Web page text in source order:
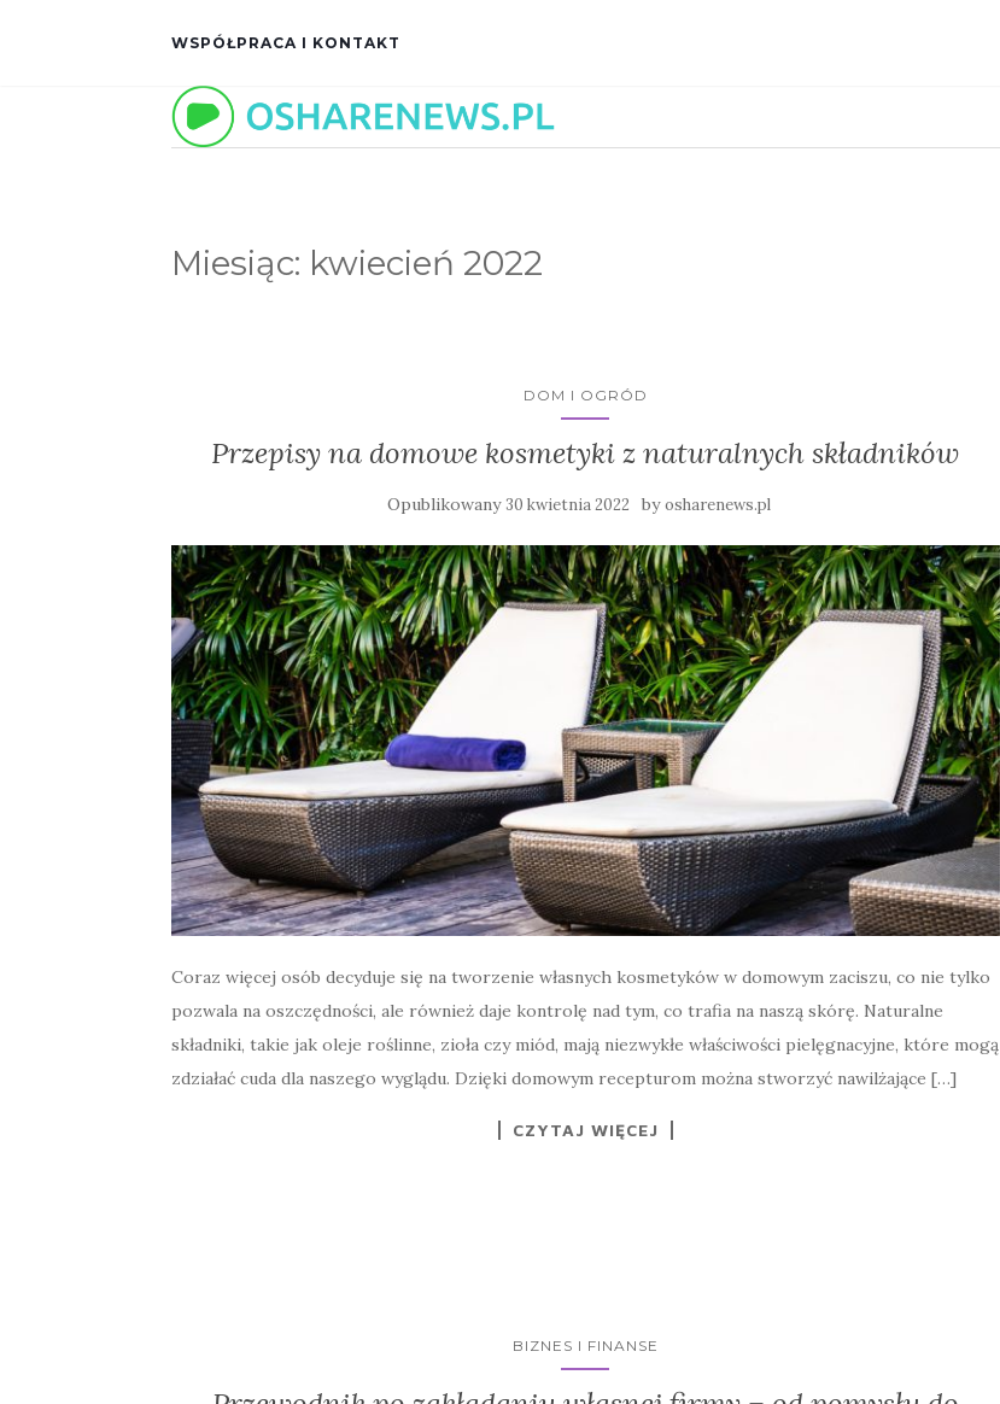
WSPÓŁPRACA I KONTAKT
Miesiąc: kwiecień 2022
DOM I OGRÓD
Przepisy na domowe kosmetyki z naturalnych składników
Opublikowany 30 kwietnia 2022 byosharenews.pl
Coraz więcej osób decyduje się na tworzenie własnych kosmetyków w domowym zaciszu, co nie tylko
pozwala na oszczędności, ale również daje kontrolę nad tym, co trafia na naszą skórę. Naturalne
składniki, takie jak oleje roślinne, zioła czy miód, mają niezwykłe właściwości pielęgnacyjne, które mogą
zdziałać cuda dla naszego wyglądu. Dzięki domowym recepturom można stworzyć nawilżające […]
CZYTAJ WIĘCEJ
BIZNES I FINANSE